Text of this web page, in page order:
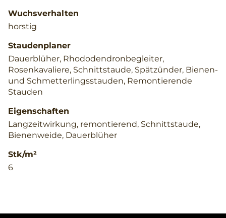
Wuchsverhalten
horstig
Staudenplaner
Dauerblüher, Rhododendronbegleiter,
Rosenkavaliere, Schnittstaude, Spätzünder, Bienen-
und Schmetterlingsstauden, Remontierende
Stauden
Eigenschaften
Langzeitwirkung, remontierend, Schnittstaude,
Bienenweide, Dauerblüher
Stk/m²
6